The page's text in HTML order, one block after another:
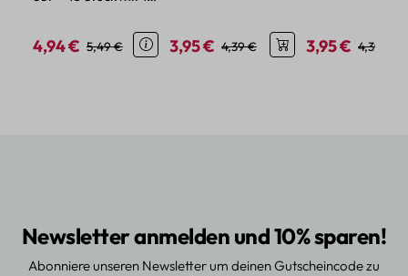
Verkaufspreis:
4,94 € Regulärer Preis:
5,49 €
Verkaufspreis:
3,95 € Regulärer Preis:
4,39 €
Verkaufspreis:
3,95 € 4,39 €
Newsletter anmelden und 10% sparen!
Abonniere unseren Newsletter um deinen Gutscheincode zu